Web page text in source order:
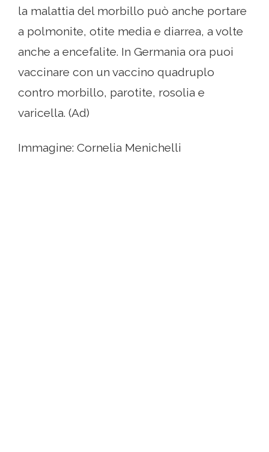
la malattia del morbillo può anche portare
a polmonite, otite media e diarrea, a volte
anche a encefalite. In Germania ora puoi
vaccinare con un vaccino quadruplo
contro morbillo, parotite, rosolia e
varicella. (Ad)
Immagine: Cornelia Menichelli